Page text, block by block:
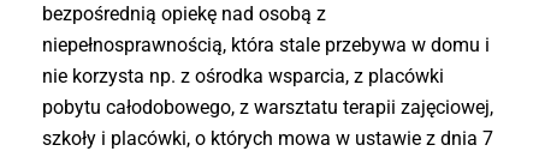
bezpośrednią opiekę nad osobą z
niepełnosprawnością, która stale przebywa w domu i
nie korzysta np. z ośrodka wsparcia, z placówki
pobytu całodobowego, z warsztatu terapii zajęciowej,
szkoły i placówki, o których mowa w ustawie z dnia 7